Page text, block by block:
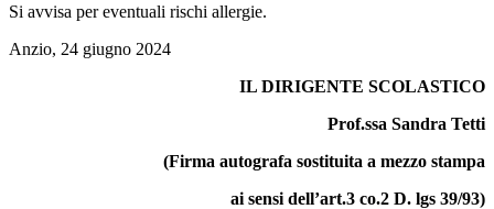
Si avvisa per eventuali rischi allergie.
Anzio, 24 giugno 2024
IL DIRIGENTE SCOLASTICO
Prof.ssa Sandra Tetti
(Firma autografa sostituita a mezzo stampa
ai sensi dell’art.3 co.2 D. lgs 39/93)